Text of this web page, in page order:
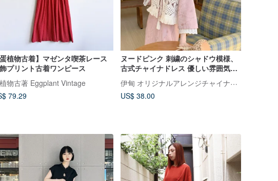
蛋植物古着】マゼンタ喫茶レース
プリント古着ワンピース
物古著 Eggplant Vintage
79.29
ヌードピンク 刺繍のシャドウ模様、
古式チャイナドレス 優しい雰囲気の
ワイドスリーブ、モダンチャイニー
ズスタイルのチャイナドレス ベスト
との組み合わせも可能
伊甸 オリジナルアレンジチャイナドレス
US$ 38.00